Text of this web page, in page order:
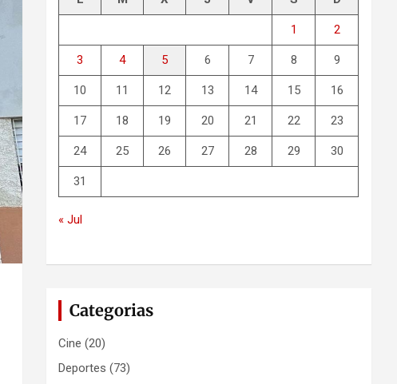
1 2
3 4 5 6 7 8 9
10 11 12 13 14 15 16
17 18 19 20 21 22 23
24 25 26 27 28 29 30
31
« Jul
Categorias
Cine (20)
Deportes (73)